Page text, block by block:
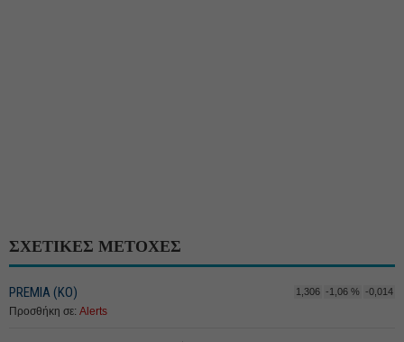
ΣΧΕΤΙΚΕΣ ΜΕΤΟΧΕΣ
PREMIA (ΚΟ) 1,306 -1,06 % -0,014
Προσθήκη σε: Alerts